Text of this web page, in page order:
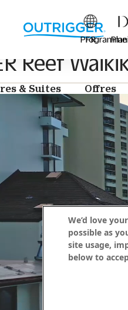
FR
Reef
& Suites Offres
We’d love
possible as
site usage,
below to